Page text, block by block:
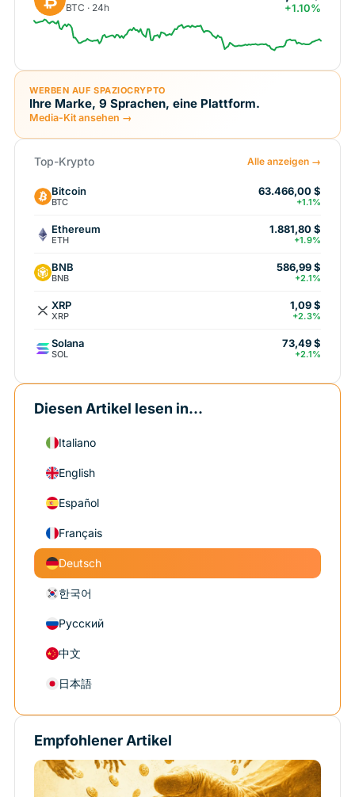
BTC · 24h +1.10%
WERBEN AUF SPAZIOCRYPTO
Ihre Marke, 9 Sprachen, eine Plattform.
Media-Kit ansehen →
Top-Krypto Alle anzeigen →
Bitcoin
BTC
63.466,00 $
+1.1%
Ethereum
ETH
1.881,80 $
+1.9%
BNB
BNB
586,99 $
+2.1%
XRP
XRP
1,09 $
+2.3%
Solana
SOL
73,49 $
+2.1%
Diesen Artikel lesen in...
Italiano
English
Español
Français
Deutsch
한국어
Русский
中文
日本語
Empfohlener Artikel